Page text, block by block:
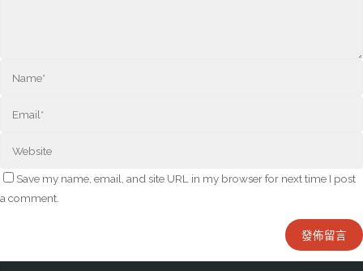
Save my name, email, and site URL in my browser for next time I post
a comment.